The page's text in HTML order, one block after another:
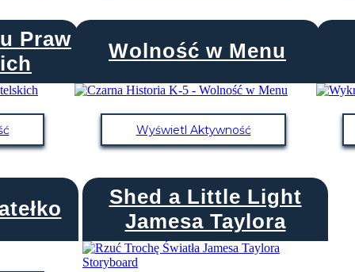
Praw
Wolność w Menu
Wyświetl Aktywność
Shed a Little Light
Jamesa Taylora